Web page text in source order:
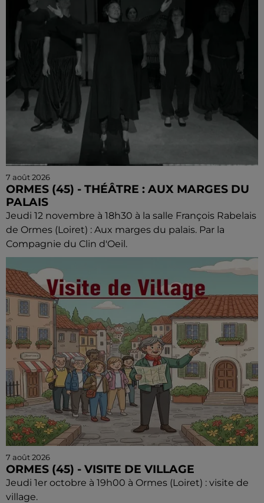
7 août 2026
ORMES (45) - THÉÂTRE : AUX MARGES DU
PALAIS
Jeudi 12 novembre à 18h30 à la salle François Rabelais
de Ormes (Loiret) : Aux marges du palais. Par la
Compagnie du Clin d'Oeil.
7 août 2026
ORMES (45) - VISITE DE VILLAGE
Jeudi 1er octobre à 19h00 à Ormes (Loiret) : visite de
village.